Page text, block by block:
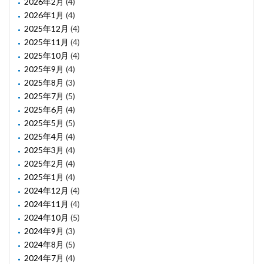
2026年1月 (4)
2025年12月 (4)
2025年11月 (4)
2025年10月 (4)
2025年9月 (4)
2025年8月 (3)
2025年7月 (5)
2025年6月 (4)
2025年5月 (5)
2025年4月 (4)
2025年3月 (4)
2025年2月 (4)
2025年1月 (4)
2024年12月 (4)
2024年11月 (4)
2024年10月 (5)
2024年9月 (3)
2024年8月 (5)
2024年7月 (4)